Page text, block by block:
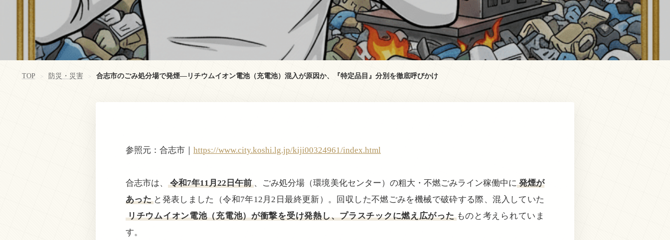
TOP > 防災・災害 > 合志市のごみ処分場で発煙—リチウムイオン電池（充電池）混入が原因か、『特定品目』分別を徹底呼びかけ
参照元：合志市｜ https://www.city.koshi.lg.jp/kiji00324961/index.html
合志市は、 令和7年11月22日午前 、ごみ処分場（環境美化センター）の粗大・不燃ごみライン稼働中に 発煙が
あった と発表しました（令和7年12月2日最終更新）。回収した不燃ごみを機械で破砕する際、混入していた
リチウムイオン電池（充電池）が衝撃を受け発熱し、プラスチックに燃え広がった ものと考えられていま
す。